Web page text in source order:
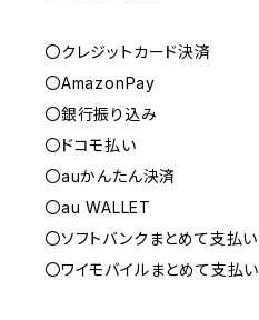
〇クレジットカード決済
〇AmazonPay
〇銀行振り込み
〇ドコモ払い
〇auかんたん決済
〇au WALLET
〇ソフトバンクまとめて支払い
〇ワイモバイルまとめて支払い